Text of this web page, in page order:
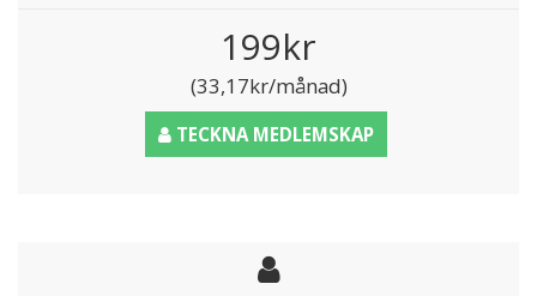
199kr
(33,17kr/månad)
TECKNA MEDLEMSKAP